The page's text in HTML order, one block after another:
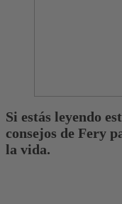
Si estás leyendo
consejos de Fery
la vida.